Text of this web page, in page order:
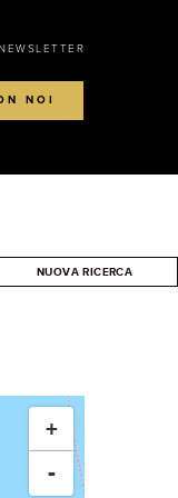
NUOVA RICERCA
+
-
NOI